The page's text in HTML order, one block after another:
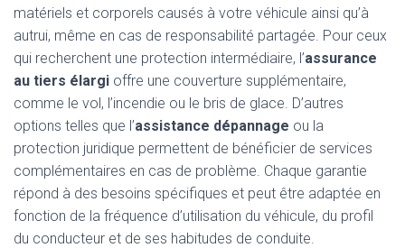
matériels et corporels causés à votre véhicule ainsi qu’à
autrui, même en cas de responsabilité partagée. Pour ceux
qui recherchent une protection intermédiaire, l’assurance
au tiers élargi offre une couverture supplémentaire,
comme le vol, l’incendie ou le bris de glace. D’autres
options telles que l’assistance dépannage ou la
protection juridique permettent de bénéficier de services
complémentaires en cas de problème. Chaque garantie
répond à des besoins spécifiques et peut être adaptée en
fonction de la fréquence d’utilisation du véhicule, du profil
du conducteur et de ses habitudes de conduite.